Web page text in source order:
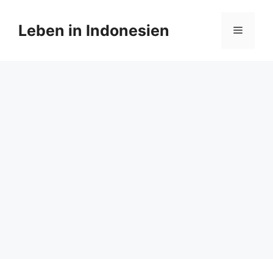
Inhalt
springen
Leben in Indonesien Menü